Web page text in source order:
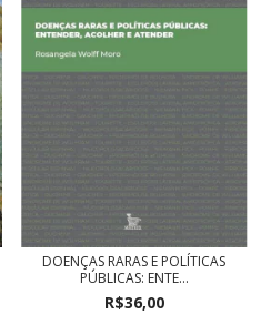
DOENÇAS RARAS E POLÍTICAS
PÚBLICAS: ENTE...
R$36,00